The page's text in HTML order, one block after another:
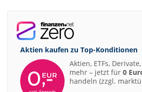
Aktien kaufen zu Top-Konditionen
Aktien, ETFs,
mehr – jetzt für 0
handeln (zzgl.